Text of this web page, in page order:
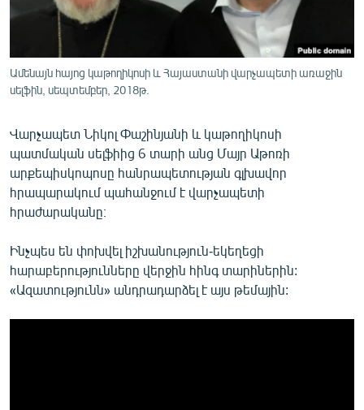
ՏՏ ԵՒ ԻՆՏԵՐՆԵՏ
ԿՈՐՈՆԱՎԻՐՈՒՍ
ԱՐԽԻՎ
ՏԵՍԱՆՅՈՒԹԵՐ
ԲԱՆԱՎԵՃ
ՁԳՏԵԼՈՎ ԼԱՎԱԳՈՒՅՆԻՆ
ՓՈԴՔԱՍԹ
English
Русский
Ամենայն հայոց կաթողիկոսի և Հայաստանի վարչապետի առաջին
սելֆին, սեպտեմբեր, 2018թ.
Վարչապետ Նիկոլ Փաշինյանի և կաթողիկոսի
պատմական սելֆիից 6 տարի անց Մայր Աթոռի
արքեպիսկոպոսը հանրապետության գլխավոր
հրապարակում պահանջում է վարչապետի
հրաժարականը։
Ինչպես են փոխվել իշխանություն-եկեղեցի
հարաբերությունները վերջին հինգ տարիներին:
«Ազատությունն» անդրադարձել է այս թեմային: